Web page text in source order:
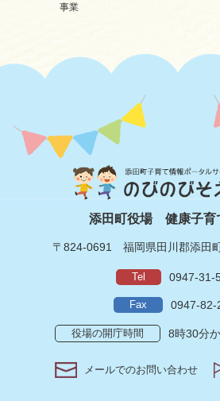
事業
添田町役場 健康子育
〒824-0691 福岡県田川郡添田
Tel 0947-31-
Fax 0947-82-
役場の開庁時間 8時30分
メールでのお問い合わせ